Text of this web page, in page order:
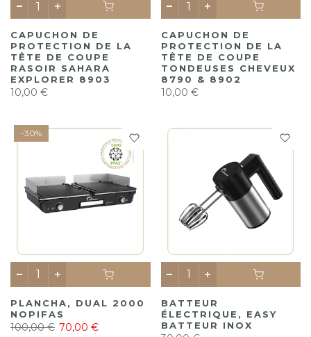
CAPUCHON DE
PROTECTION DE LA
TÊTE DE COUPE
RASOIR SAHARA
EXPLORER 8903
10,00 €
CAPUCHON DE
PROTECTION DE LA
TÊTE DE COUPE
TONDEUSES CHEVEUX
8790 & 8902
10,00 €
-30%
PLANCHA, DUAL 2000
NOPIFAS
100,00 € 70,00 €
BATTEUR
ÉLECTRIQUE, EASY
BATTEUR INOX